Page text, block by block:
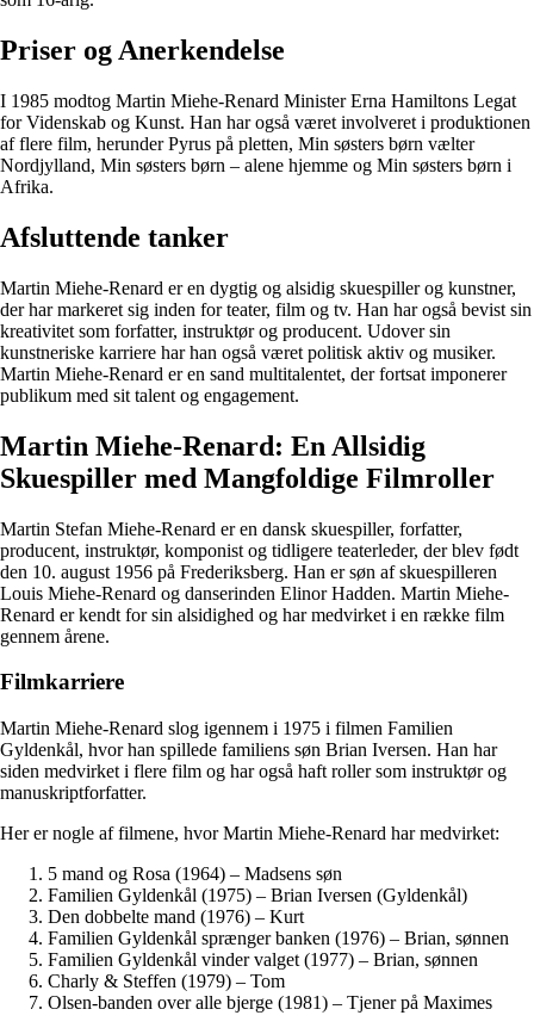
Priser og Anerkendelse
I 1985 modtog Martin Miehe-Renard Minister Erna Hamiltons Legat
for Videnskab og Kunst. Han har også været involveret i produktionen
af flere film, herunder Pyrus på pletten, Min søsters børn vælter
Nordjylland, Min søsters børn – alene hjemme og Min søsters børn i
Afrika.
Afsluttende tanker
Martin Miehe-Renard er en dygtig og alsidig skuespiller og kunstner,
der har markeret sig inden for teater, film og tv. Han har også bevist sin
kreativitet som forfatter, instruktør og producent. Udover sin
kunstneriske karriere har han også været politisk aktiv og musiker.
Martin Miehe-Renard er en sand multitalentet, der fortsat imponerer
publikum med sit talent og engagement.
Martin Miehe-Renard: En Allsidig
Skuespiller med Mangfoldige Filmroller
Martin Stefan Miehe-Renard er en dansk skuespiller, forfatter,
producent, instruktør, komponist og tidligere teaterleder, der blev født
den 10. august 1956 på Frederiksberg. Han er søn af skuespilleren
Louis Miehe-Renard og danserinden Elinor Hadden. Martin Miehe-
Renard er kendt for sin alsidighed og har medvirket i en række film
gennem årene.
Filmkarriere
Martin Miehe-Renard slog igennem i 1975 i filmen Familien
Gyldenkål, hvor han spillede familiens søn Brian Iversen. Han har
siden medvirket i flere film og har også haft roller som instruktør og
manuskriptforfatter.
Her er nogle af filmene, hvor Martin Miehe-Renard har medvirket:
5 mand og Rosa (1964) – Madsens søn
Familien Gyldenkål (1975) – Brian Iversen (Gyldenkål)
Den dobbelte mand (1976) – Kurt
Familien Gyldenkål sprænger banken (1976) – Brian, sønnen
Familien Gyldenkål vinder valget (1977) – Brian, sønnen
Charly & Steffen (1979) – Tom
Olsen-banden over alle bjerge (1981) – Tjener på Maximes